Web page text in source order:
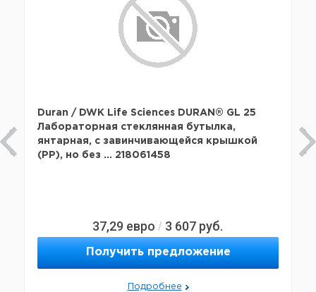
Duran / DWK Life Sciences DURAN® GL 25
Лабораторная стеклянная бутылка,
янтарная, с завинчивающейся крышкой
(PP), но без ... 218061458
37,29 евро / 3 607 руб.
Получить предложение
Подробнее